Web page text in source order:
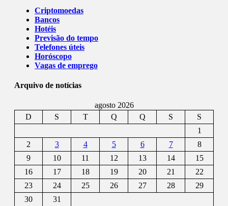
Criptomoedas
Bancos
Hotéis
Previsão do tempo
Telefones úteis
Horóscopo
Vagas de emprego
Arquivo de notícias
agosto 2026
D
S T Q Q S
S
1
2
3 4 5 6 7
8
9
10 11 12 13 14
15
16
17 18 19 20 21
22
23
24 25 26 27 28
29
30
31